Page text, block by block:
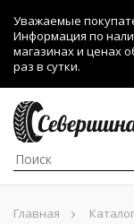
Уважаемые
Информация по
магазинах и ценах
раз в сутки.
Главная Каталог